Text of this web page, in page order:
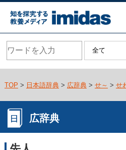
TOP > 日本語辞典> 広辞典> せ～ > せ
広辞典